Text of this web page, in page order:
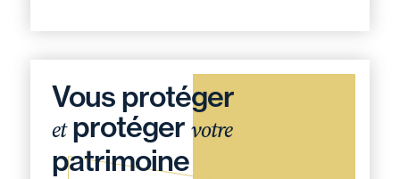
Vous protéger
etprotéger votre
patrimoine